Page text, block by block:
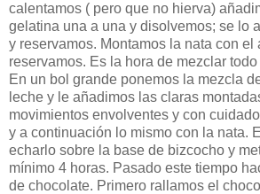
calentamos ( pero que no hierva)
gelatina una a una y disolvemos; se lo
y reservamos. Montamos la nata con el
reservamos. Es la hora de mezclar
En un bol grande ponemos la mezcla
leche y le añadimos las claras
movimientos envolventes y con
y a continuación lo mismo con la nata.
echarlo sobre la base de bizcocho y
mínimo 4 horas. Pasado este tiempo
de chocolate. Primero rallamos el